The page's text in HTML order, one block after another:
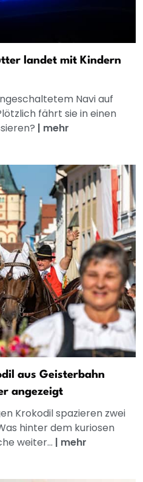
landet mit Kindern
Navi auf
fährt sie in einen
| mehr
aus Geisterbahn
angezeigt
Krokodil spazieren zwei
hinter dem kuriosen
weiter... | mehr